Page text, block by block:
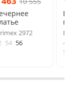
2972
54 56